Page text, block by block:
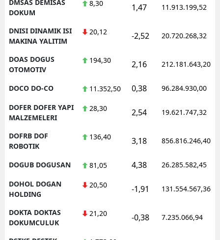
DMSAS DEMISAS
DOKUM
8,30 1,47 11.913.199,52
DNISI DINAMIK ISI
MAKINA YALITIM
20,12 -2,52 20.720.268,32
DOAS DOGUS
OTOMOTIV
194,30 2,16 212.181.643,20
DOCO DO-CO 11.352,50 0,38 96.284.930,00
DOFER DOFER YAPI
MALZEMELERI
28,30 2,54 19.621.747,32
DOFRB DOF
ROBOTIK
136,40 3,18 856.816.246,40
DOGUB DOGUSAN 81,05 4,38 26.285.582,45
DOHOL DOGAN
HOLDING
20,50 -1,91 131.554.567,36
DOKTA DOKTAS
DOKUMCULUK
21,20 -0,38 7.235.066,94